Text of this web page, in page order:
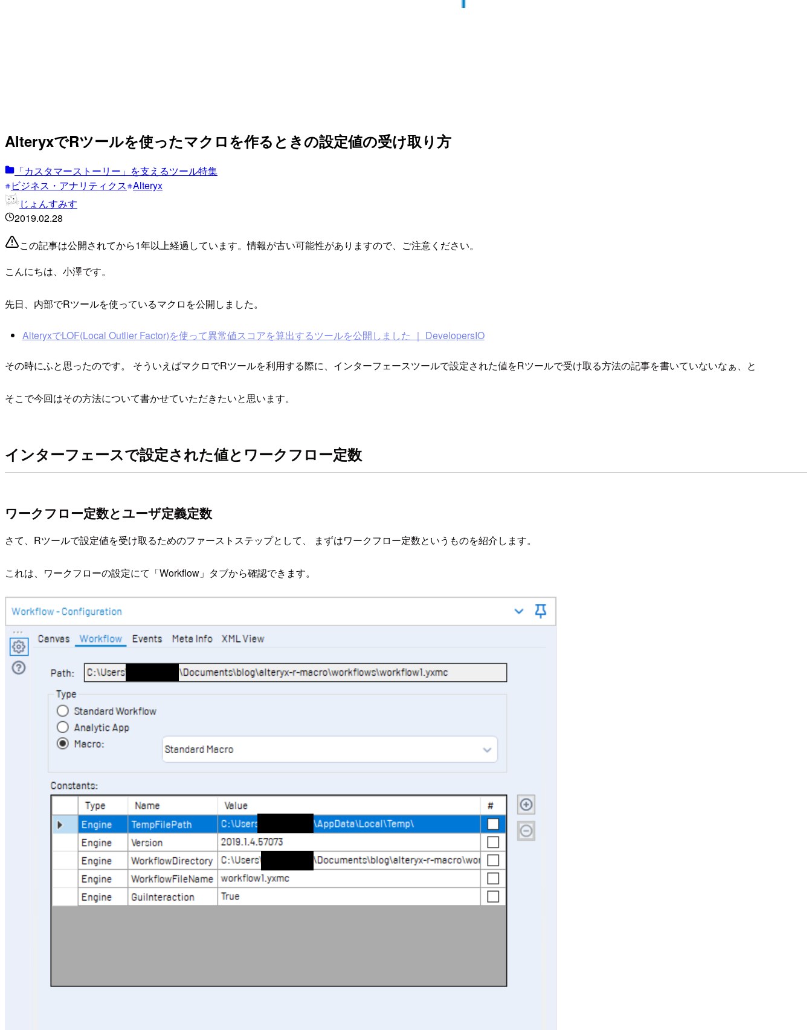
AlteryxでRツールを使ったマクロを作るときの設定値の受け取り方
「カスタマーストーリー」を支えるツール特集
ビジネス・アナリティクス Alteryx
じょんすみす
2019.02.28
この記事は公開されてから1年以上経過しています。情報が古い可能性がありますので、ご注意ください。
こんにちは、小澤です。
先日、内部でRツールを使っているマクロを公開しました。
AlteryxでLOF(Local Outlier Factor)を使って異常値スコアを算出するツールを公開しました ｜ DevelopersIO
その時にふと思ったのです。 そういえばマクロでRツールを利用する際に、インターフェースツールで設定された値をRツールで受け取る方法の記事を書いていないなぁ、と
そこで今回はその方法について書かせていただきたいと思います。
インターフェースで設定された値とワークフロー定数
ワークフロー定数とユーザ定義定数
さて、Rツールで設定値を受け取るためのファーストステップとして、 まずはワークフロー定数というものを紹介します。
これは、ワークフローの設定にて「Workflow」タブから確認できます。